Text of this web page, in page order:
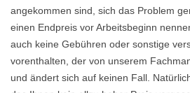
angekommen sind, sich das Problem
einen Endpreis vor Arbeitsbeginn
auch keine Gebühren oder sonstige
vorenthalten, der von unserem
und ändert sich auf keinen Fall.